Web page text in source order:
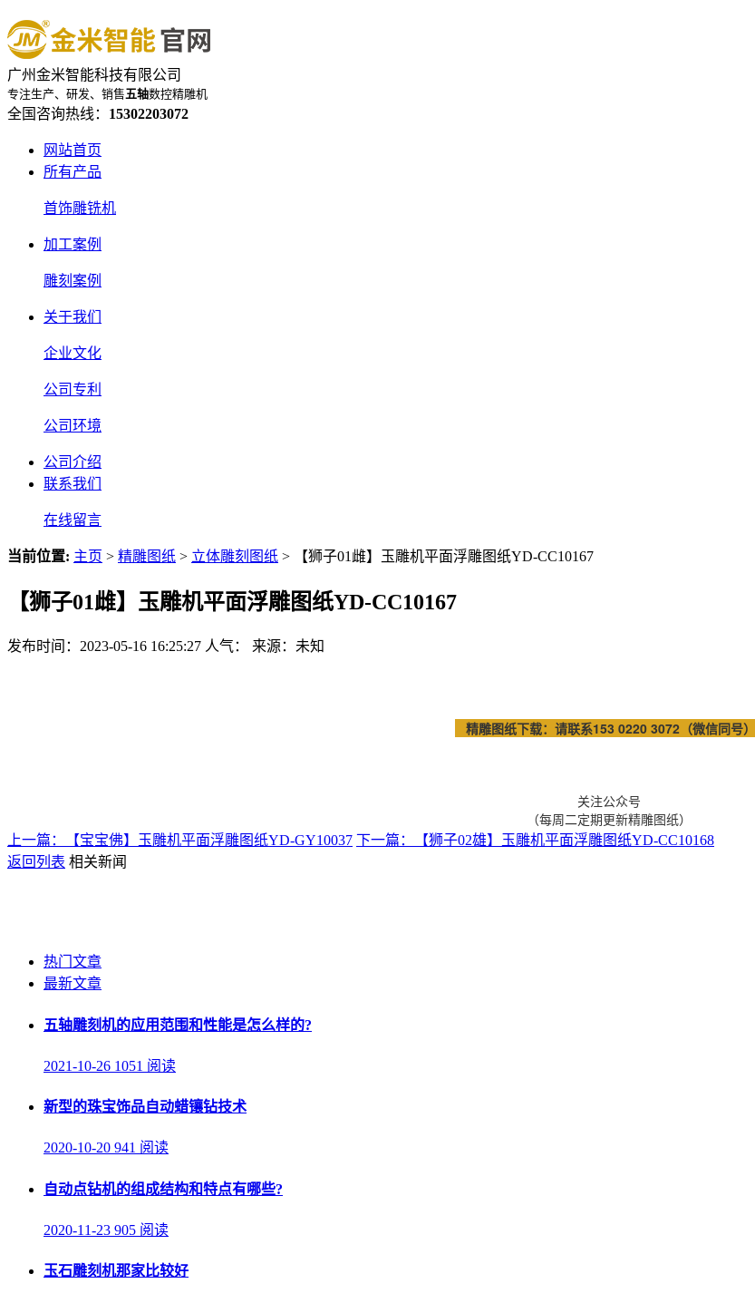
广州金米智能科技有限公司
专注生产、研发、销售五轴数控精雕机
全国咨询热线： 15302203072
网站首页
所有产品
首饰雕铣机
加工案例
雕刻案例
关于我们
企业文化
公司专利
公司环境
公司介绍
联系我们
在线留言
当前位置: 主页 > 精雕图纸 > 立体雕刻图纸 > 【狮子01雌】玉雕机平面浮雕图纸YD-CC10167
【狮子01雌】玉雕机平面浮雕图纸YD-CC10167
发布时间：2023-05-16 16:25:27 人气： 来源：未知
精雕图纸下载：请联系153 0220 3072（微信同号）
关注公众号
（每周二定期更新精雕图纸）
上一篇：【宝宝佛】玉雕机平面浮雕图纸YD-GY10037 下一篇：【狮子02雄】玉雕机平面浮雕图纸YD-CC10168
返回列表 相关新闻
热门文章
最新文章
五轴雕刻机的应用范围和性能是怎么样的?
2021-10-26 1051 阅读
新型的珠宝饰品自动蜡镶钻技术
2020-10-20 941 阅读
自动点钻机的组成结构和特点有哪些?
2020-11-23 905 阅读
玉石雕刻机那家比较好